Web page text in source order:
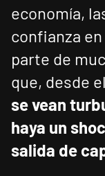
economía,
confianza
parte de
que, desde
se vean
haya un
salida de